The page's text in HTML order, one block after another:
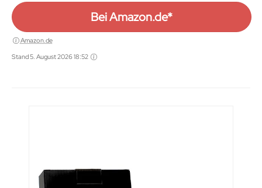
Bei Amazon.de*
Amazon.de
Stand 5. August 2026 18:52